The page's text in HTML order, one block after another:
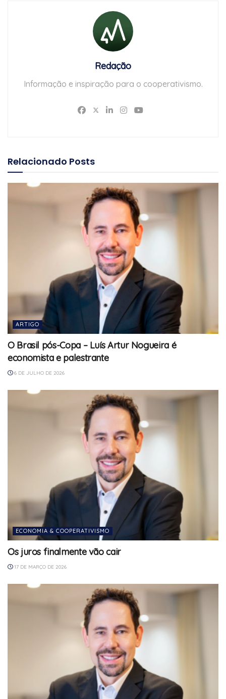
Redação
Informação e inspiração para o cooperativismo.
Relacionado Posts
ARTIGO
O Brasil pós-Copa – Luís Artur Nogueira é
economista e palestrante
6 DE JULHO DE 2026
ECONOMIA & COOPERATIVISMO
Os juros finalmente vão cair
17 DE MARÇO DE 2026